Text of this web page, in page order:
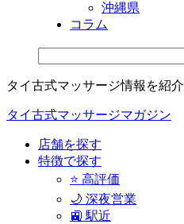
沖縄県
コラム
タイ古式マッサージ情報を紹介
タイ古式マッサージマガジン
店舗を探す
特徴で探す
⭐ 高評価
🌙 深夜営業
🚉 駅近